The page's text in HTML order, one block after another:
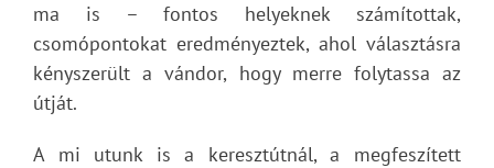
ma is – fontos helyeknek számítottak,
csomópontokat eredményeztek, ahol választásra
kényszerült a vándor, hogy merre folytassa az
útját.
A mi utunk is a keresztútnál, a megfeszített